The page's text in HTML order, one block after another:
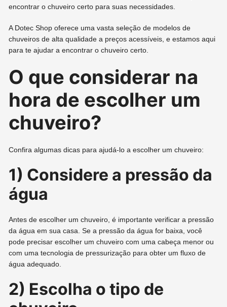
encontrar o chuveiro certo para suas necessidades.
A Dotec Shop oferece uma vasta seleção de modelos de
chuveiros de alta qualidade a preços acessíveis, e estamos aqui
para te ajudar a encontrar o chuveiro certo.
O que considerar na
hora de escolher um
chuveiro?
Confira algumas dicas para ajudá-lo a escolher um chuveiro:
1) Considere a pressão da
água
Antes de escolher um chuveiro, é importante verificar a pressão
da água em sua casa. Se a pressão da água for baixa, você
pode precisar escolher um chuveiro com uma cabeça menor ou
com uma tecnologia de pressurização para obter um fluxo de
água adequado.
2) Escolha o tipo de